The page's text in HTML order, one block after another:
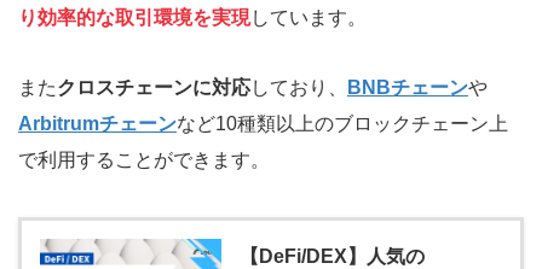
り効率的な取引環境を実現しています。
またクロスチェーンに対応しており、 BNBチェーンや
Arbitrumチェーンなど10種類以上のブロックチェーン上
で利用することができます。
【DeFi/DEX】人気の